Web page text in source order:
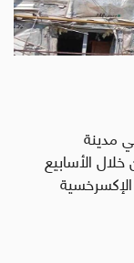
مدينة
الأسابيع